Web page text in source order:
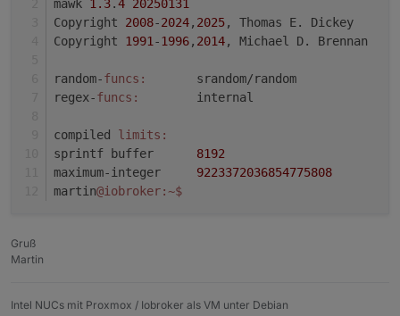
mawk 1.3.4 20250131
Copyright 2008-2024, 2025, Thomas E. Dickey
Copyright 1991 -1996, 2014, Michael D. Brennan
random-funcs:
       srandom/random
regex-funcs:
        internal
compiled limits:
sprintf buffer 8192
maximum-integer 9223372036854775808
martin@iobroker:~$
Gruß
Martin
Intel NUCs mit Proxmox / Iobroker als VM unter Debian